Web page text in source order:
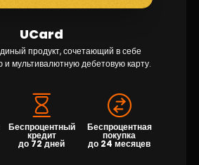
О банке
Устойчивость
Тарифы
Кадровые ресурсы
UCard
продукт, сочетающий в себе
мультивалютную дебетовую карту.
Беспроцентный
кредит
до 72 дней
Беспроцентная
покупка
до 24 месяцев